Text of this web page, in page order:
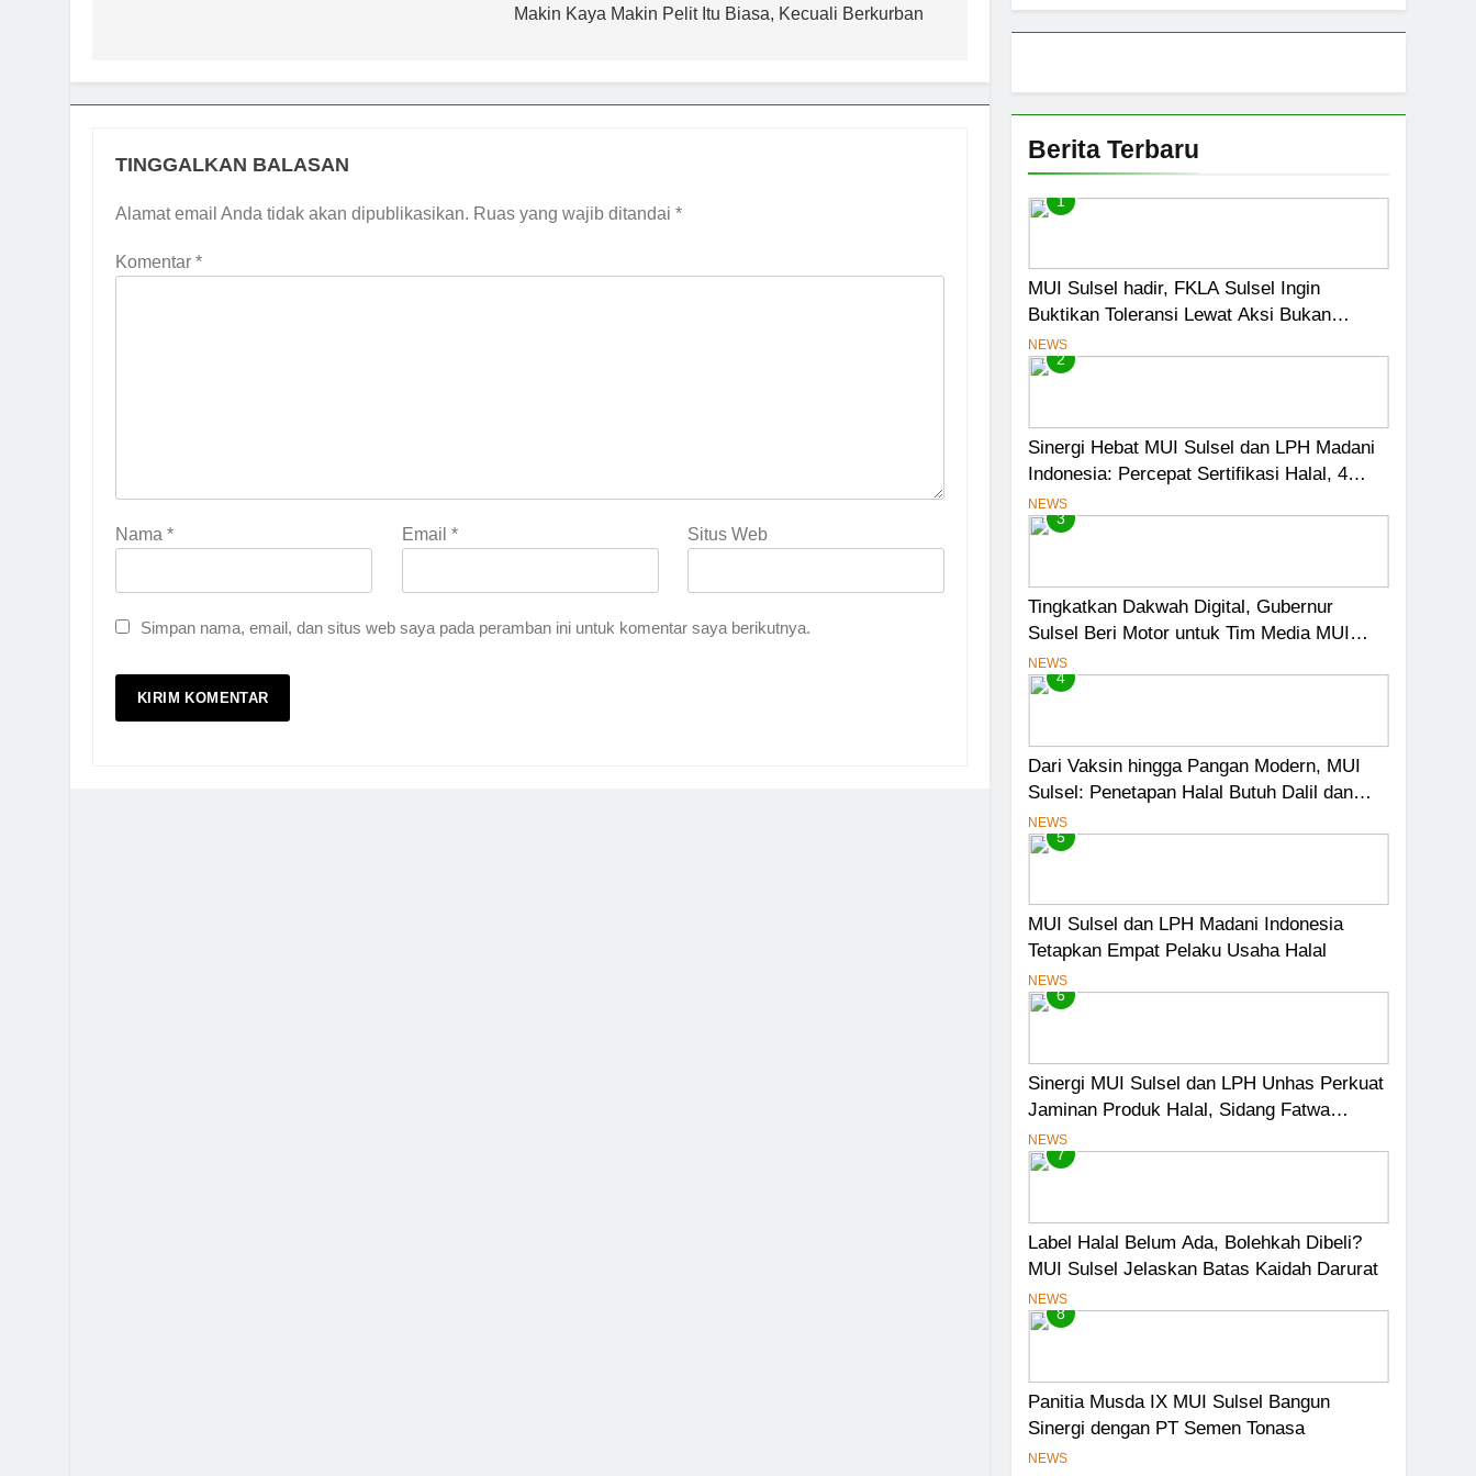
Musda MUI Sulsel Bangun Kolaborasi dengan UNM, Pencerahan Kalbu Mahasiswa Jadi Prioritas
Makin Kaya Makin Pelit Itu Biasa, Kecuali Berkurban
TINGGALKAN BALASAN
Alamat email Anda tidak akan dipublikasikan. Ruas yang wajib ditandai *
Komentar *
Nama * Email * Situs Web
Simpan nama, email, dan situs web saya pada peramban ini untuk komentar saya berikutnya.
Berita Terbaru
1
MUI Sulsel hadir, FKLA Sulsel Ingin
Buktikan Toleransi Lewat Aksi Bukan
Seremoni
NEWS
2
Sinergi Hebat MUI Sulsel dan LPH Madani
Indonesia: Percepat Sertifikasi Halal, 4
Pelaku Usaha Mikro Lulus Sidang Fatwa
NEWS
3
Tingkatkan Dakwah Digital, Gubernur
Sulsel Beri Motor untuk Tim Media MUI
Sulawesi Selatan
NEWS
4
Dari Vaksin hingga Pangan Modern, MUI
Sulsel: Penetapan Halal Butuh Dalil dan
Sains
NEWS
5
MUI Sulsel dan LPH Madani Indonesia
Tetapkan Empat Pelaku Usaha Halal
NEWS
6
Sinergi MUI Sulsel dan LPH Unhas Perkuat
Jaminan Produk Halal, Sidang Fatwa
Tetapkan Kehalalan 7 Pelaku Usaha
NEWS
7
Label Halal Belum Ada, Bolehkah Dibeli?
MUI Sulsel Jelaskan Batas Kaidah Darurat
NEWS
8
Panitia Musda IX MUI Sulsel Bangun
Sinergi dengan PT Semen Tonasa
NEWS